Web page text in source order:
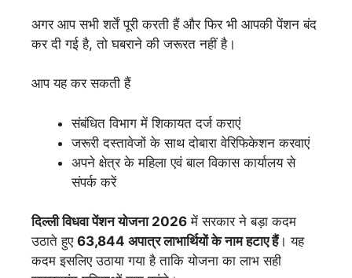
अगर आप सभी शर्तें पूरी करती हैं और फिर भी आपकी पेंशन बंद
कर दी गई है, तो घबराने की जरूरत नहीं है।
आप यह कर सकती हैं
संबंधित विभाग में शिकायत दर्ज कराएं
जरूरी दस्तावेजों के साथ दोबारा वेरिफिकेशन करवाएं
अपने क्षेत्र के महिला एवं बाल विकास कार्यालय से
संपर्क करें
दिल्ली विधवा पेंशन योजना 2026 में सरकार ने बड़ा कदम
उठाते हुए 63,844 अपात्र लाभार्थियों के नाम हटाए हैं। यह
कदम इसलिए उठाया गया है ताकि योजना का लाभ सही